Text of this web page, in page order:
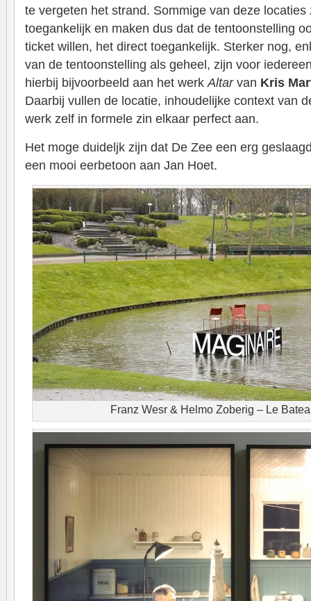
te vergeten het strand. Sommige van deze locaties
toegankelijk en maken dus dat de tentoonstelling
ticket willen, het direct toegankelijk. Sterker nog,
van de tentoonstelling als geheel, zijn voor
hierbij bijvoorbeeld aan het werkAltarvan Kris
Daarbij vullen de locatie, inhoudelijke context van
werk zelf in formele zin elkaar perfect aan.
Het moge duideljk zijn dat De Zee een erg
een mooi eerbetoon aan Jan Hoet.
Franz Wesr & Helmo Zoberig – Le